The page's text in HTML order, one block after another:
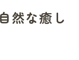
然な癒し